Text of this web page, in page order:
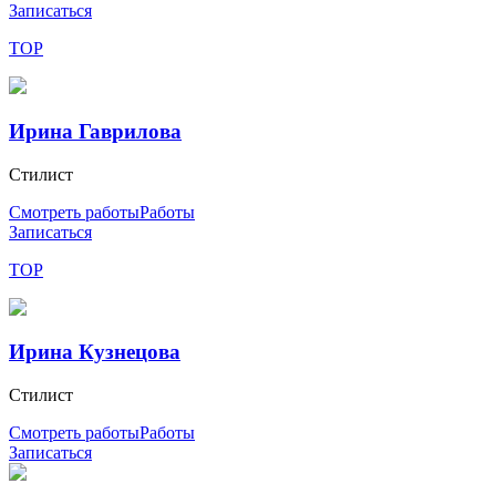
Записаться
TOP
Ирина Гаврилова
Стилист
Смотреть работыРаботы
Записаться
TOP
Ирина Кузнецова
Стилист
Смотреть работыРаботы
Записаться